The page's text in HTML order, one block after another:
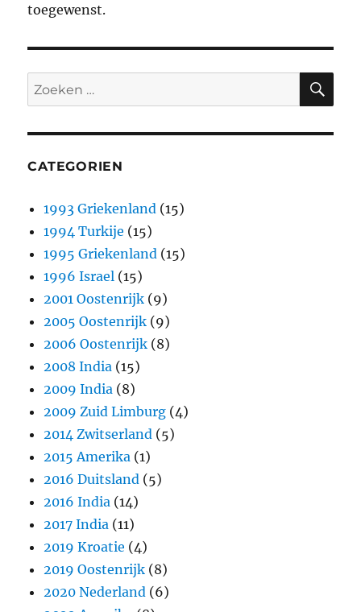
toegewenst.
Zoeken
naar:
CATEGORIEN
1993 Griekenland (15)
1994 Turkije (15)
1995 Griekenland (15)
1996 Israel (15)
2001 Oostenrijk (9)
2005 Oostenrijk (9)
2006 Oostenrijk (8)
2008 India (15)
2009 India (8)
2009 Zuid Limburg (4)
2014 Zwitserland (5)
2015 Amerika (1)
2016 Duitsland (5)
2016 India (14)
2017 India (11)
2019 Kroatie (4)
2019 Oostenrijk (8)
2020 Nederland (6)